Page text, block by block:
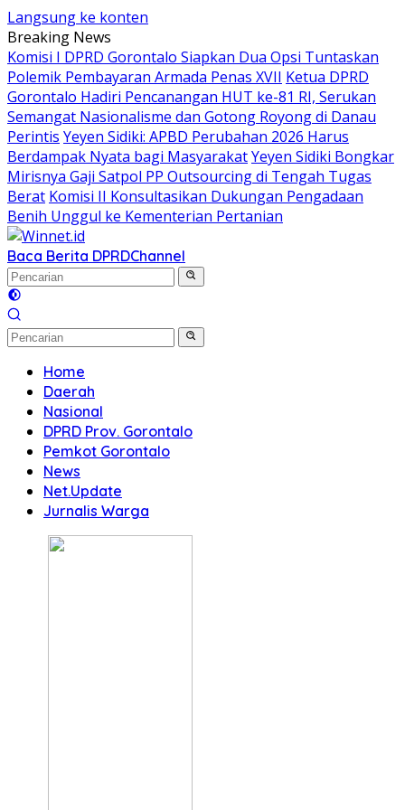
Langsung ke konten
Breaking News
Komisi I DPRD Gorontalo Siapkan Dua Opsi Tuntaskan
Polemik Pembayaran Armada Penas XVII Ketua DPRD
Gorontalo Hadiri Pencanangan HUT ke-81 RI, Serukan
Semangat Nasionalisme dan Gotong Royong di Danau
Perintis Yeyen Sidiki: APBD Perubahan 2026 Harus
Berdampak Nyata bagi MasyarakatYeyen Sidiki Bongkar
Mirisnya Gaji Satpol PP Outsourcing di Tengah Tugas
Berat Komisi II Konsultasikan Dukungan Pengadaan
Benih Unggul ke Kementerian Pertanian
Baca Berita DPRDChannel
Home
Daerah
Nasional
DPRD Prov. Gorontalo
Pemkot Gorontalo
News
Net.Update
Jurnalis Warga